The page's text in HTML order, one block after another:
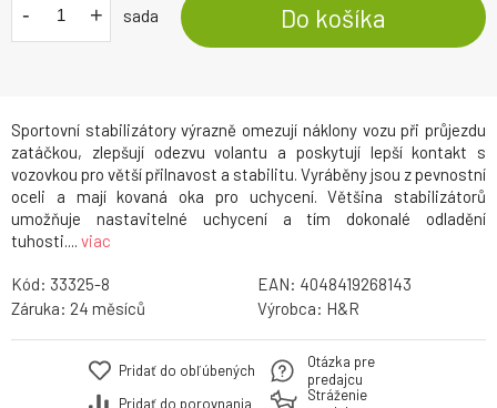
Sportovní stabilizátory výrazně omezují náklony vozu při průjezdu
zatáčkou, zlepšují odezvu volantu a poskytují lepší kontakt s
vozovkou pro větší přilnavost a stabilitu. Vyráběny jsou z pevnostní
oceli a mají kovaná oka pro uchycení. Většina stabilizátorů
umožňuje nastavitelné uchycení a tím dokonalé odladění
tuhosti.... viac
- + sada Do košíka
Kód: 33325-8 EAN: 4048419268143
Záruka: 24 Výrobca: H&R
Pridať do obľúbených
Pridať do porovnania
Otázka pre
predajcu
Stráženie